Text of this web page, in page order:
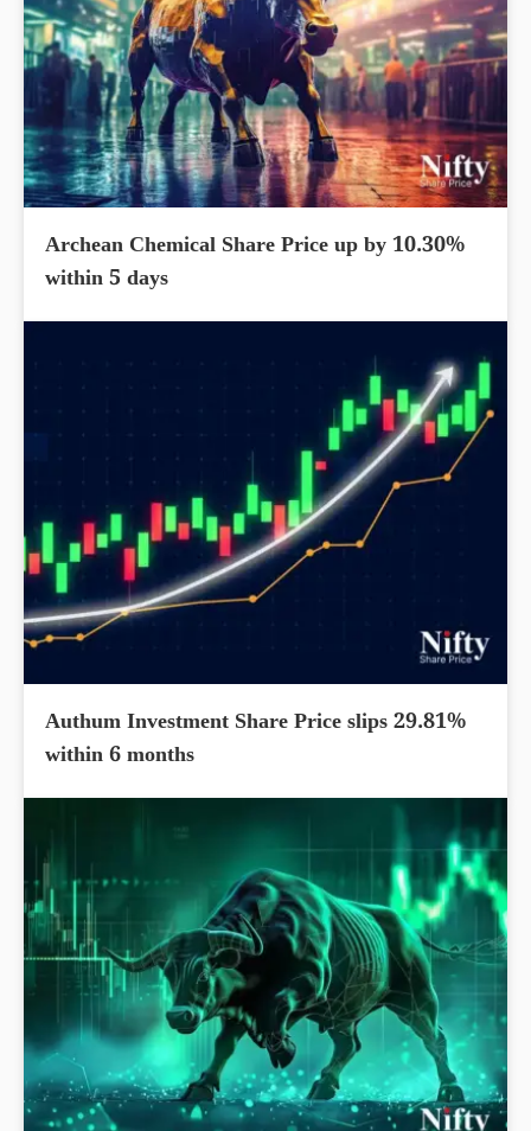
Archean Chemical Share Price up by 10.30%
within 5 days
Authum Investment Share Price slips 29.81%
within 6 months